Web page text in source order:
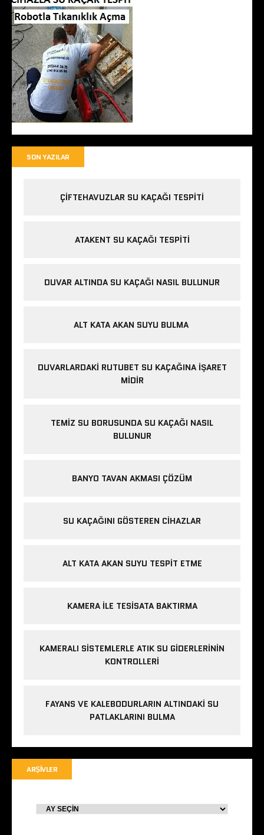
SON YAZILAR
ÇIFTEHAVUZLAR SU KAÇAĞI TESPITI
ATAKENT SU KAÇAĞI TESPITI
DUVAR ALTINDA SU KAÇAĞI NASIL BULUNUR
ALT KATA AKAN SUYU BULMA
DUVARLARDAKI RUTUBET SU KAÇAĞINA İŞARET
MIDIR
TEMIZ SU BORUSUNDA SU KAÇAĞI NASIL
BULUNUR
BANYO TAVAN AKMASI ÇÖZÜM
SU KAÇAĞINI GÖSTEREN CIHAZLAR
ALT KATA AKAN SUYU TESPIT ETME
KAMERA ILE TESISATA BAKTIRMA
KAMERALI SISTEMLERLE ATIK SU GIDERLERININ
KONTROLLERI
FAYANS VE KALEBODURLARIN ALTINDAKI SU
PATLAKLARINI BULMA
ARŞIVLER